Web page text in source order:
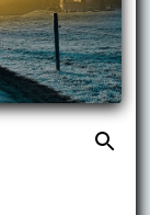
搜
索：